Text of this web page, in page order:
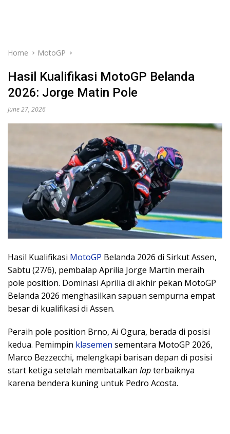
Home MotoGP
Hasil Kualifikasi MotoGP Belanda
2026: Jorge Matin Pole
June 27, 2026
Hasil Kualifikasi MotoGP Belanda 2026 di Sirkut Assen,
Sabtu (27/6), pembalap Aprilia Jorge Martin meraih
pole position. Dominasi Aprilia di akhir pekan MotoGP
Belanda 2026 menghasilkan sapuan sempurna empat
besar di kualifikasi di Assen.
Peraih pole position Brno, Ai Ogura, berada di posisi
kedua. Pemimpin klasemen sementara MotoGP 2026,
Marco Bezzecchi, melengkapi barisan depan di posisi
start ketiga setelah membatalkan lapterbaiknya
karena bendera kuning untuk Pedro Acosta.